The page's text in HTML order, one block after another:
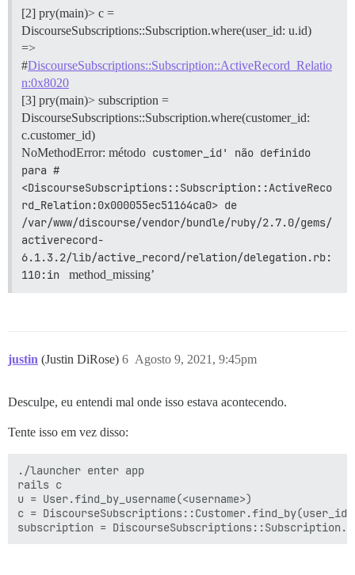
[2] pry(main)> c =
DiscourseSubscriptions::Subscription.where(user_id: u.id)
=>
#DiscourseSubscriptions::Subscription::ActiveRecord_Relatio
n:0x8020
[3] pry(main)> subscription =
DiscourseSubscriptions::Subscription.where(customer_id:
c.customer_id)
NoMethodError: método customer_id' não definido
para #
<DiscourseSubscriptions::Subscription::ActiveReco
rd_Relation:0x000055ec51164ca0> de
/var/www/discourse/vendor/bundle/ruby/2.7.0/gems/
activerecord-
6.1.3.2/lib/active_record/relation/delegation.rb:
110:in
method_missing’
justin (Justin DiRose) Agosto 9, 2021, 9:45pm
6
Desculpe, eu entendi mal onde isso estava acontecendo.
Tente isso em vez disso:
./launcher enter app
rails c
u = User.find_by_username(<username>)
c =